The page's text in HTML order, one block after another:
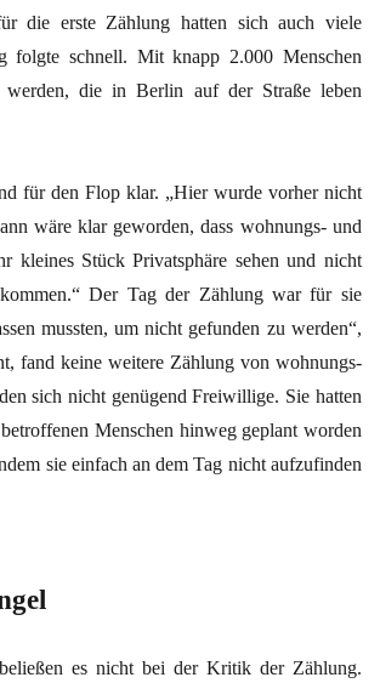
die erste Zählung hatten sich auch viele
folgte schnell. Mit knapp 2.000 Menschen
die in Berlin auf der Straße leben
für den Flop klar. „Hier wurde vorher nicht
wäre klar geworden, dass wohnungs- und
kleines Stück Privatsphäre sehen und nicht
Der Tag der Zählung war für sie
mussten, um nicht gefunden zu werden“,
fand keine weitere Zählung von wohnungs-
sich nicht genügend Freiwillige. Sie hatten
Menschen hinweg geplant worden
sie einfach an dem Tag nicht aufzufinden
es nicht bei der Kritik der Zählung.